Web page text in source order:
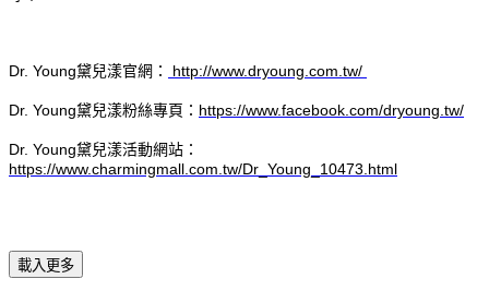
Dr. Young黛兒漾官網： http://www.dryoung.com.tw/
Dr. Young黛兒漾粉絲專頁： https://www.facebook.com/dryoung.tw/
Dr. Young黛兒漾活動網站：
https://www.charmingmall.com.tw/Dr_Young_10473.html
載入更多